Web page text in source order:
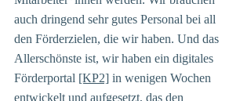
auch dringend sehr gutes Personal bei all
den Förderzielen, die wir haben. Und das
Allerschönste ist, wir haben ein digitales
Förderportal [KP2] in wenigen Wochen
entwickelt und aufgesetzt, das den